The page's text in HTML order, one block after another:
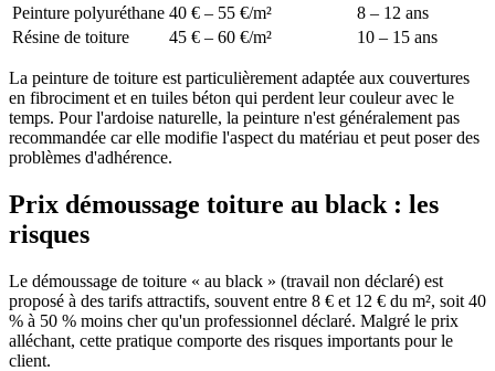
Peinture polyuréthane 40 € – 55 €/m²
8 – 12 ans
Résine de toiture
45 € – 60 €/m² 10 – 15 ans
La peinture de toiture est particulièrement adaptée aux couvertures
en fibrociment et en tuiles béton qui perdent leur couleur avec le
temps. Pour l'ardoise naturelle, la peinture n'est généralement pas
recommandée car elle modifie l'aspect du matériau et peut poser des
problèmes d'adhérence.
Prix démoussage toiture au black : les
risques
Le démoussage de toiture « au black » (travail non déclaré) est
proposé à des tarifs attractifs, souvent entre 8 € et 12 € du m², soit 40
% à 50 % moins cher qu'un professionnel déclaré. Malgré le prix
alléchant, cette pratique comporte des risques importants pour le
client.